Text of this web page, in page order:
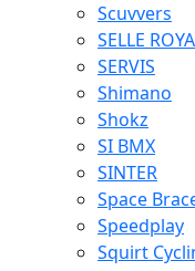
Scuvvers
SELLE
SERVIS
Shimano
Shokz
SI BMX
SINTER
Space
Speedplay
Squirt